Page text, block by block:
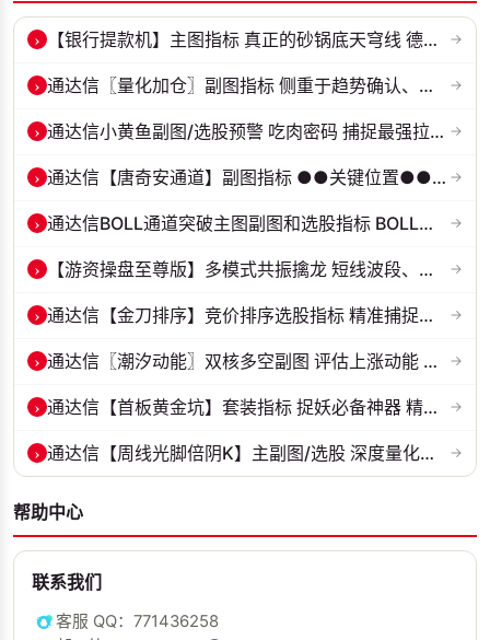
› 【银行提款机】主图指标 真正的砂锅底天穹线 德某通要价10万的主图核心... →
› 通达信〖量化加仓〗副图指标 侧重于趋势确认、量能配合与高低位反转信号... →
› 通达信小黄鱼副图/选股预警 吃肉密码 捕捉最强拉升段 源码 贴图 →
› 通达信【唐奇安通道】副图指标 ●●关键位置●●大概率区间 →
› 通达信BOLL通道突破主图副图和选股指标 BOLL通达突破追踪主力动向 源码... →
› 【游资操盘至尊版】多模式共振擒龙 短线波段、低位抄底、游资启动行情量... →
› 通达信【金刀排序】竞价排序选股指标 精准捕捉强势首板 源码 贴图 →
› 通达信〖潮汐动能〗双核多空副图 评估上涨动能 量化判断多空力量的强弱... →
› 通达信【首板黄金坑】套装指标 捉妖必备神器 精准捕捉强势股的起爆点 源... →
› 通达信【周线光脚倍阴K】主副图/选股 深度量化光脚倍阴筑底逻辑 源码无... →
帮助中心
联系我们
客服 QQ：771436258